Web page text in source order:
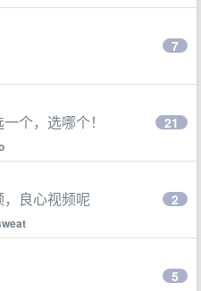
7
个，选哪个！ 21
良心视频呢 2
5